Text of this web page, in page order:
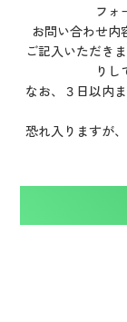
フォ
お問い合わせ内
ご記入いただき
りし
なお、３日以内
恐れ入りますが